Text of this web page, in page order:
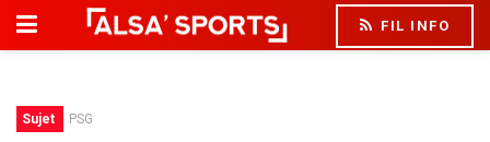
FIL INFO
Sujet PSG